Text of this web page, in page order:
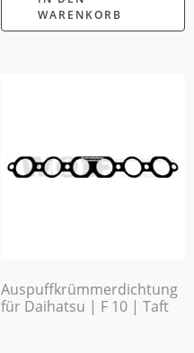
WARENKORB
Auspuffkrümmerdichtung
für Daihatsu | F 10 | Taft